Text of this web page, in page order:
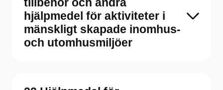
hjälpmedel för aktiviteter i
mänskligt skapade inomhus-
och utomhusmiljöer